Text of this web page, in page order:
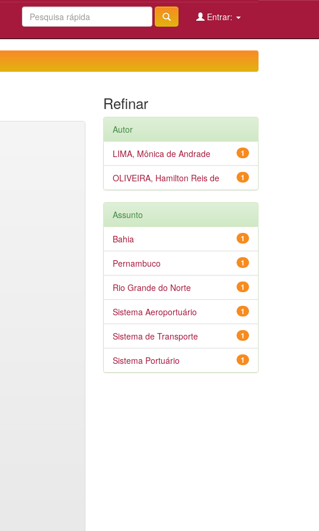
Entrar:
Refinar
Autor
1
LIMA, Mônica de Andrade
1
OLIVEIRA, Hamilton Reis de
Assunto
1
Bahia
1
Pernambuco
1
Rio Grande do Norte
1
Sistema Aeroportuário
1
Sistema de Transporte
1
Sistema Portuário